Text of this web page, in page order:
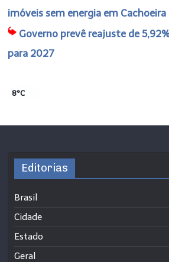
imóveis sem energia em Cachoeira
Governo prevê reajuste de
para 2027
8°C
Editorias
Brasil
Cidade
Estado
Geral